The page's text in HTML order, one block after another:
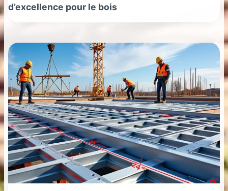
d’excellence pour le bois